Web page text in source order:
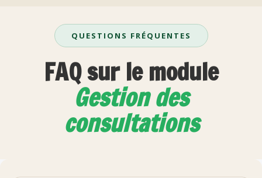
QUESTIONS FRÉQUENTES
FAQ sur le module
Gestion des
consultations